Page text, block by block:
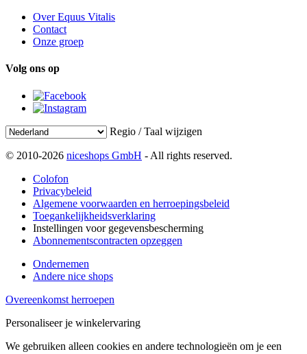
Over Equus Vitalis
Contact
Onze groep
Volg ons op
Regio / Taal wijzigen
© 2010-2026 niceshops GmbH - All rights reserved.
Colofon
Privacybeleid
Algemene voorwaarden en herroepingsbeleid
Toegankelijkheidsverklaring
Instellingen voor gegevensbescherming
Abonnementscontracten opzeggen
Ondernemen
Andere nice shops
Overeenkomst herroepen
Personaliseer je winkelervaring
We gebruiken alleen cookies en andere technologieën om je een